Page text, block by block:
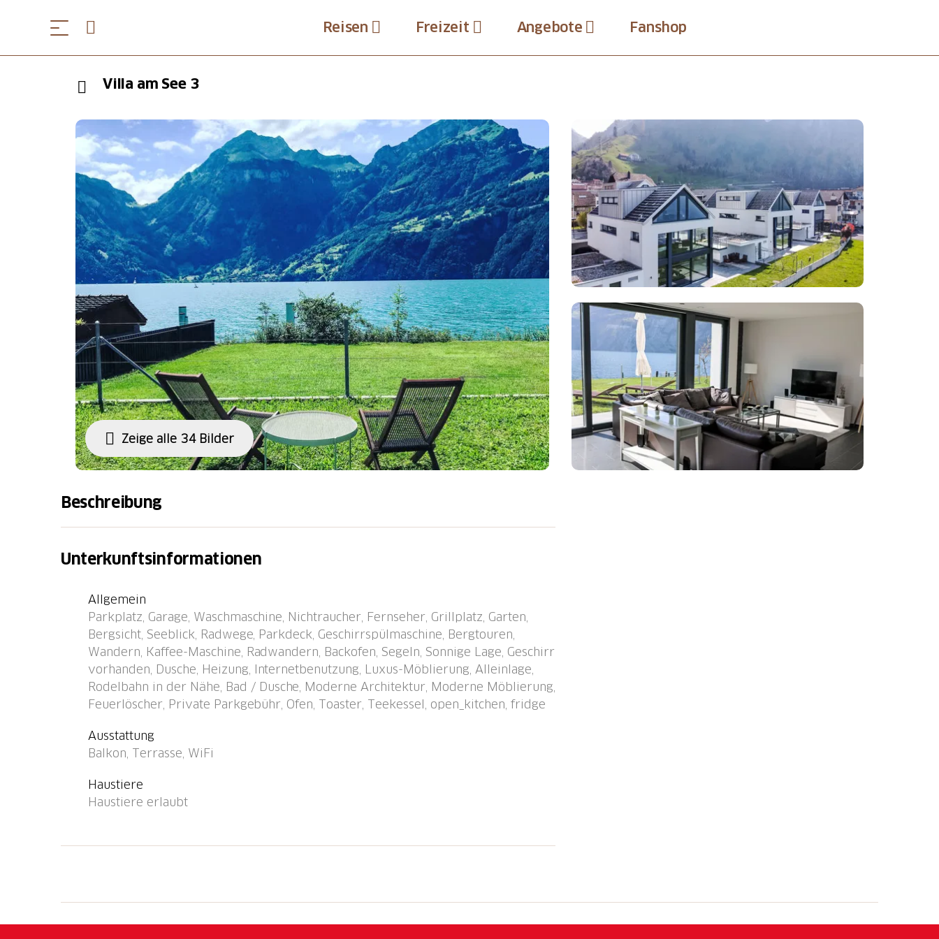
Reisen Freizeit Angebote Fanshop
Villa am See 3
Zeige alle 34 Bilder
Beschreibung
auf 4 Stockwerken. Im Ort, ruhige, sonnige Lage, direkt am See. Zur Mitbenutzung:
Fahrradverleih. Motorboot (auf Anfrage Absprache am Ort). Schmale Zufahrt bis zum
Haus. Parkplatz (für 4 Autos) beim Haus, Einzelgarage. Einkaufsgeschäft 5 km,
Lebensmittelgeschäft 5 km, Supermarkt 5 km, Bushaltestelle "Sisikon, Bahnhof" 200 m,
Bahnstation "Sisikon" 200 m. Golfplatz (9 Loch) 6 km. Bekannte Seen in der Umgebung
sind gut erreichbar: Vierwaldstättersee. Wandergebiete: Stoos, Weg der Schweiz, Rigi.
Zur Vermietung (extra) vor Ort: Wassersportgeräte, Aussen-Sprudelbad, Boot,
Fährräder und Gas für Gartengrill.
Unterkunftsinformationen
Allgemein
Parkplatz, Garage, Waschmaschine, Nichtraucher, Fernseher, Grillplatz, Garten,
Bergsicht, Seeblick, Radwege, Parkdeck, Geschirrspülmaschine, Bergtouren,
Wandern, Kaffee-Maschine, Radwandern, Backofen, Segeln, Sonnige Lage, Geschirr
vorhanden, Dusche, Heizung, Internetbenutzung, Luxus-Möblierung, Alleinlage,
Rodelbahn in der Nähe, Bad / Dusche, Moderne Architektur, Moderne Möblierung,
Feuerlöscher, Private Parkgebühr, Ofen, Toaster, Teekessel, open_kitchen, fridge
Ausstattung
Balkon, Terrasse, WiFi
Haustiere
Haustiere erlaubt